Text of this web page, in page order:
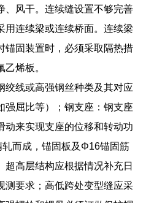
、风干。连续缝设置不够完善
用连续梁或连续桥面。连续梁
锚固装置时，必须采取隔热措
烯板。
绞线或高强钢丝种类及其对应
强屈比等）；钢支座：钢支座
动来实现支座的位移和转动功
而成，锚固板及Φ16锚固筋
高层结构应根据情况补充日
测要求；高低跨处变型缝应采